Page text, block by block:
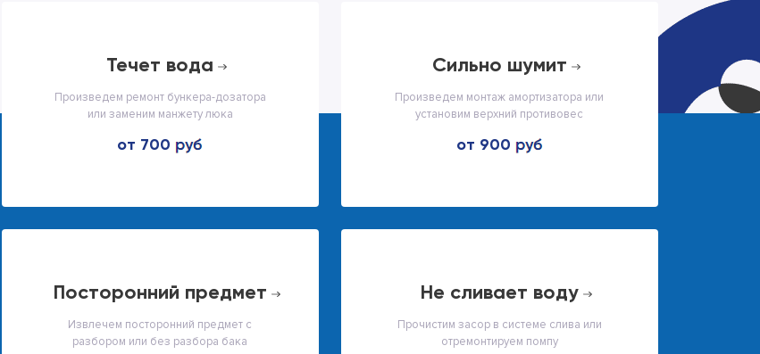
течет вода
Произведем ремонт бункера-дозатора
или заменим манжету люка
от 700
сильно шумит
Произведем монтаж амортизатора или
установим верхний противовес
от 900
посторонний предмет
Извлечем посторонний предмет с
разбором или без разбора бака
не сливает воду
Прочистим засор в системе слива или
отремонтируем помпу